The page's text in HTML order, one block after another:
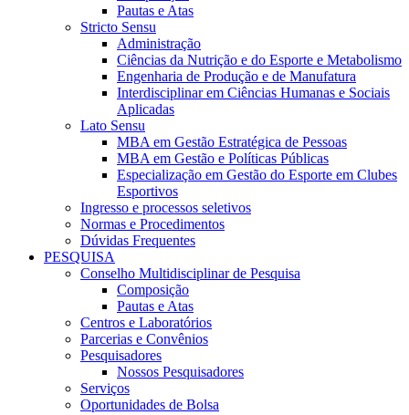
Pautas e Atas
Stricto Sensu
Administração
Ciências da Nutrição e do Esporte e Metabolismo
Engenharia de Produção e de Manufatura
Interdisciplinar em Ciências Humanas e Sociais
Aplicadas
Lato Sensu
MBA em Gestão Estratégica de Pessoas
MBA em Gestão e Políticas Públicas
Especialização em Gestão do Esporte em Clubes
Esportivos
Ingresso e processos seletivos
Normas e Procedimentos
Dúvidas Frequentes
PESQUISA
Conselho Multidisciplinar de Pesquisa
Composição
Pautas e Atas
Centros e Laboratórios
Parcerias e Convênios
Pesquisadores
Nossos Pesquisadores
Serviços
Oportunidades de Bolsa